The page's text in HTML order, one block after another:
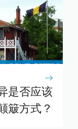
是否应该
簸方式？